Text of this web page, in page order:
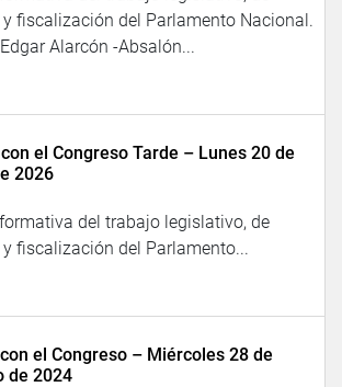
fiscalización del Parlamento Nacional.
Alarcón -Absalón...
el Congreso Tarde – Lunes 20 de
2026
del trabajo legislativo, de
fiscalización del Parlamento...
el Congreso – Miércoles 28 de
de 2024